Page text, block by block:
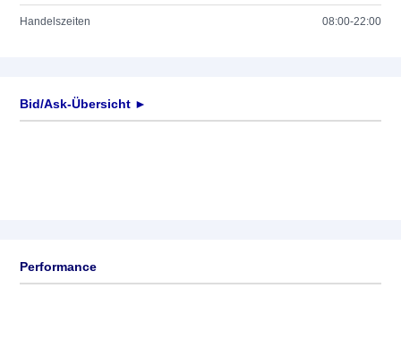
Handelszeiten 08:00-22:00
Bid/Ask-Übersicht ►
Performance